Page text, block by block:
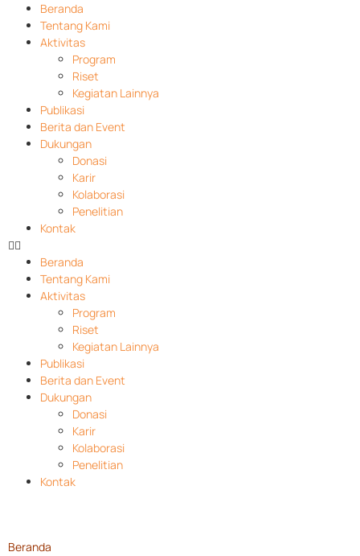
Beranda
Tentang Kami
Aktivitas
Program
Riset
Kegiatan Lainnya
Publikasi
Berita dan Event
Dukungan
Donasi
Karir
Kolaborasi
Penelitian
Kontak
Beranda
Tentang Kami
Aktivitas
Program
Riset
Kegiatan Lainnya
Publikasi
Berita dan Event
Dukungan
Donasi
Karir
Kolaborasi
Penelitian
Kontak
Beranda